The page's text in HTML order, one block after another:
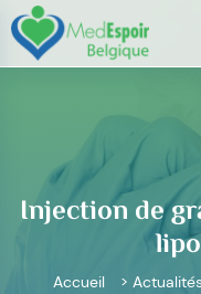
Skip
to
content
Injection de
Accueil >